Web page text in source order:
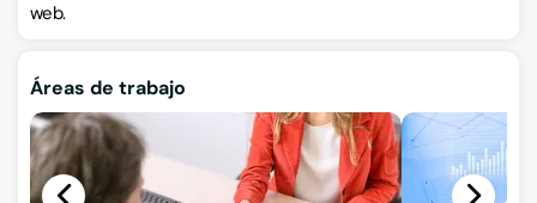
web.
Áreas de trabajo